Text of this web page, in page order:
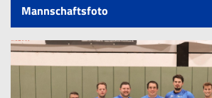
Spielstätten
Trainer
Trainingszeiten
Mannschaftsfoto